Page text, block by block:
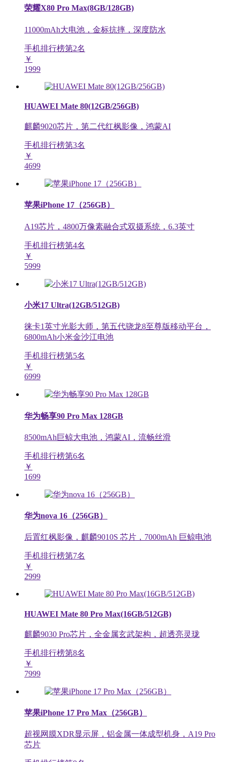
荣耀X80 Pro Max(8GB/128GB)
11000mAh大电池，金标抗摔，深度防水
手机排行榜第2名
￥
1999
HUAWEI Mate 80(12GB/256GB)
麒麟9020芯片，第二代红枫影像，鸿蒙AI
手机排行榜第3名
￥
4699
苹果iPhone 17（256GB）
A19芯片，4800万像素融合式双摄系统，6.3英寸
手机排行榜第4名
￥
5999
小米17 Ultra(12GB/512GB)
徕卡1英寸光影大师，第五代骁龙8至尊版移动平台，
6800mAh小米金沙江电池
手机排行榜第5名
￥
6999
华为畅享90 Pro Max 128GB
8500mAh巨鲸大电池，鸿蒙AI，流畅丝滑
手机排行榜第6名
￥
1699
华为nova 16（256GB）
后置红枫影像，麒麟9010S 芯片，7000mAh 巨鲸电池
手机排行榜第7名
￥
2999
HUAWEI Mate 80 Pro Max(16GB/512GB)
麒麟9030 Pro芯片，全金属玄武架构，超透亮灵珑
手机排行榜第8名
￥
7999
苹果iPhone 17 Pro Max（256GB）
超视网膜XDR显示屏，铝金属一体成型机身，A19 Pro
芯片